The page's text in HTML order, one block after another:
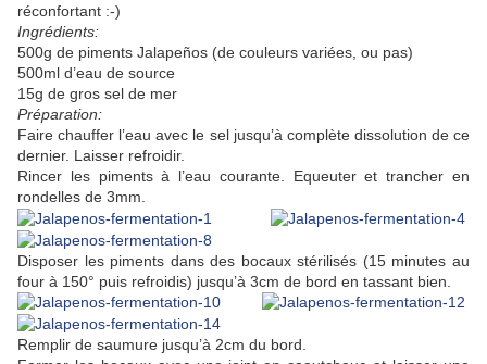
réconfortant :-)
Ingrédients:
500g de piments Jalapeños (de couleurs variées, ou pas)
500ml d’eau de source
15g de gros sel de mer
Préparation:
Faire chauffer l’eau avec le sel jusqu’à complète dissolution de ce
dernier. Laisser refroidir.
Rincer les piments à l’eau courante. Equeuter et trancher en
rondelles de 3mm.
Disposer les piments dans des bocaux stérilisés (15 minutes au
four à 150° puis refroidis) jusqu’à 3cm de bord en tassant bien.
Remplir de saumure jusqu’à 2cm du bord.